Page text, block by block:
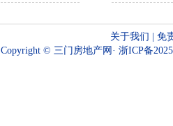
关于我们
免
Copyright © 三门房地产网· 浙ICP备